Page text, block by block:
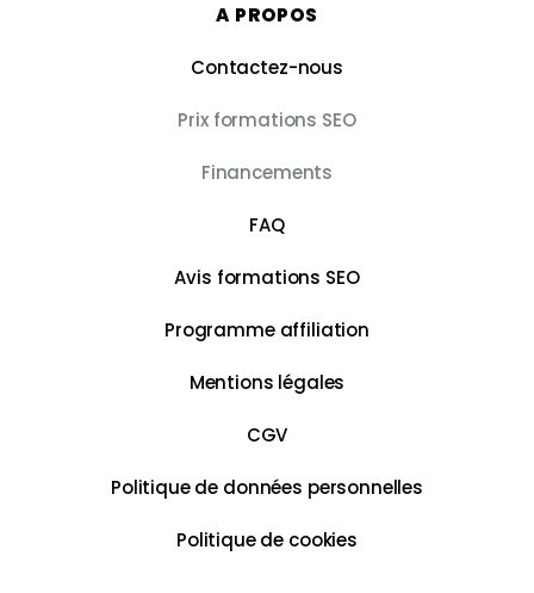
A PROPOS
Contactez-nous
Prix formations SEO
Financements
FAQ
Avis formations SEO
Programme affiliation
Mentions légales
CGV
Politique de données personnelles
Politique de cookies